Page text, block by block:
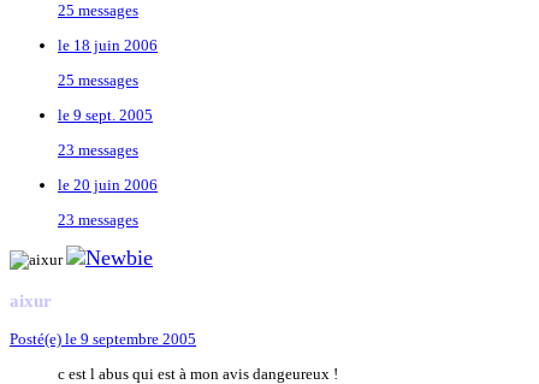
25 messages
le 18 juin 2006
25 messages
le 9 sept. 2005
23 messages
le 20 juin 2006
23 messages
aixur
Posté(e) le 9 septembre 2005
c est l abus qui est à mon avis dangeureux !